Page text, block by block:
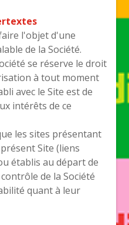
l'objet d'une
de la Société.
se réserve le droit
à tout moment
avec le Site est de
intérêts de ce
les sites présentant
Site (liens
établis au départ de
de la Société
quant à leur